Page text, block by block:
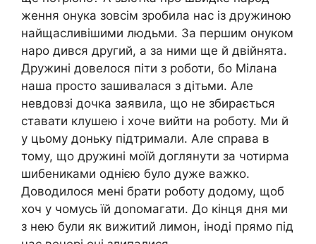
ження онука зовсім зробила нас із дружиною
найщасливішими людьми. За першим онуком
наро дився другий, а за ними ще й двійнята.
Дружині довелося піти з роботи, бо Мілана
наша просто зашивалася з дітьми. Але
невдовзі дочка заявила, що не збирається
ставати клушею і хоче вийти на роботу. Ми й
у цьому доньку підтримали. Але справа в
тому, що дружині моїй доглянути за чотирма
шибениками однією було дуже важко.
Доводилося мені брати роботу додому, щоб
хоч у чомусь їй доnомагати. До кінця дня ми
з нею були як вижитий лимон, іноді прямо під